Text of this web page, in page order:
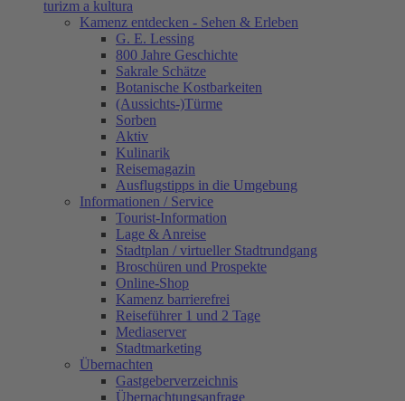
turizm a kultura
Kamenz entdecken - Sehen & Erleben
G. E. Lessing
800 Jahre Geschichte
Sakrale Schätze
Botanische Kostbarkeiten
(Aussichts-)Türme
Sorben
Aktiv
Kulinarik
Reisemagazin
Ausflugstipps in die Umgebung
Informationen / Service
Tourist-Information
Lage & Anreise
Stadtplan / virtueller Stadtrundgang
Broschüren und Prospekte
Online-Shop
Kamenz barrierefrei
Reiseführer 1 und 2 Tage
Mediaserver
Stadtmarketing
Übernachten
Gastgeberverzeichnis
Übernachtungsanfrage